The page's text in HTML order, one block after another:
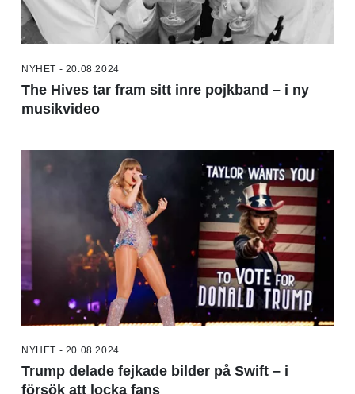
NYHET - 20.08.2024
The Hives tar fram sitt inre pojkband – i ny
musikvideo
NYHET - 20.08.2024
Trump delade fejkade bilder på Swift – i
försök att locka fans